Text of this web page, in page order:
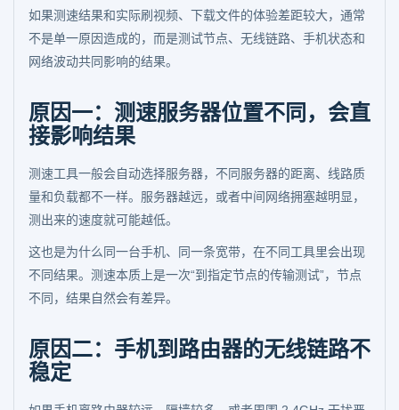
如果测速结果和实际刷视频、下载文件的体验差距较大，通常
不是单一原因造成的，而是测试节点、无线链路、手机状态和
网络波动共同影响的结果。
原因一：测速服务器位置不同，会直
接影响结果
测速工具一般会自动选择服务器，不同服务器的距离、线路质
量和负载都不一样。服务器越远，或者中间网络拥塞越明显，
测出来的速度就可能越低。
这也是为什么同一台手机、同一条宽带，在不同工具里会出现
不同结果。测速本质上是一次“到指定节点的传输测试”，节点
不同，结果自然会有差异。
原因二：手机到路由器的无线链路不
稳定